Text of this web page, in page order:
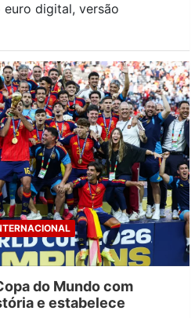
digital, versão
do Mundo com
e estabelece